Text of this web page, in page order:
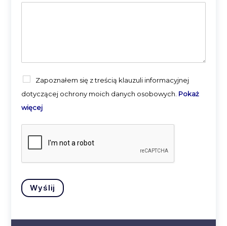
Zapoznałem się z treścią klauzuli informacyjnej
dotyczącej ochrony moich danych osobowych. Pokaż
więcej
Wyślij